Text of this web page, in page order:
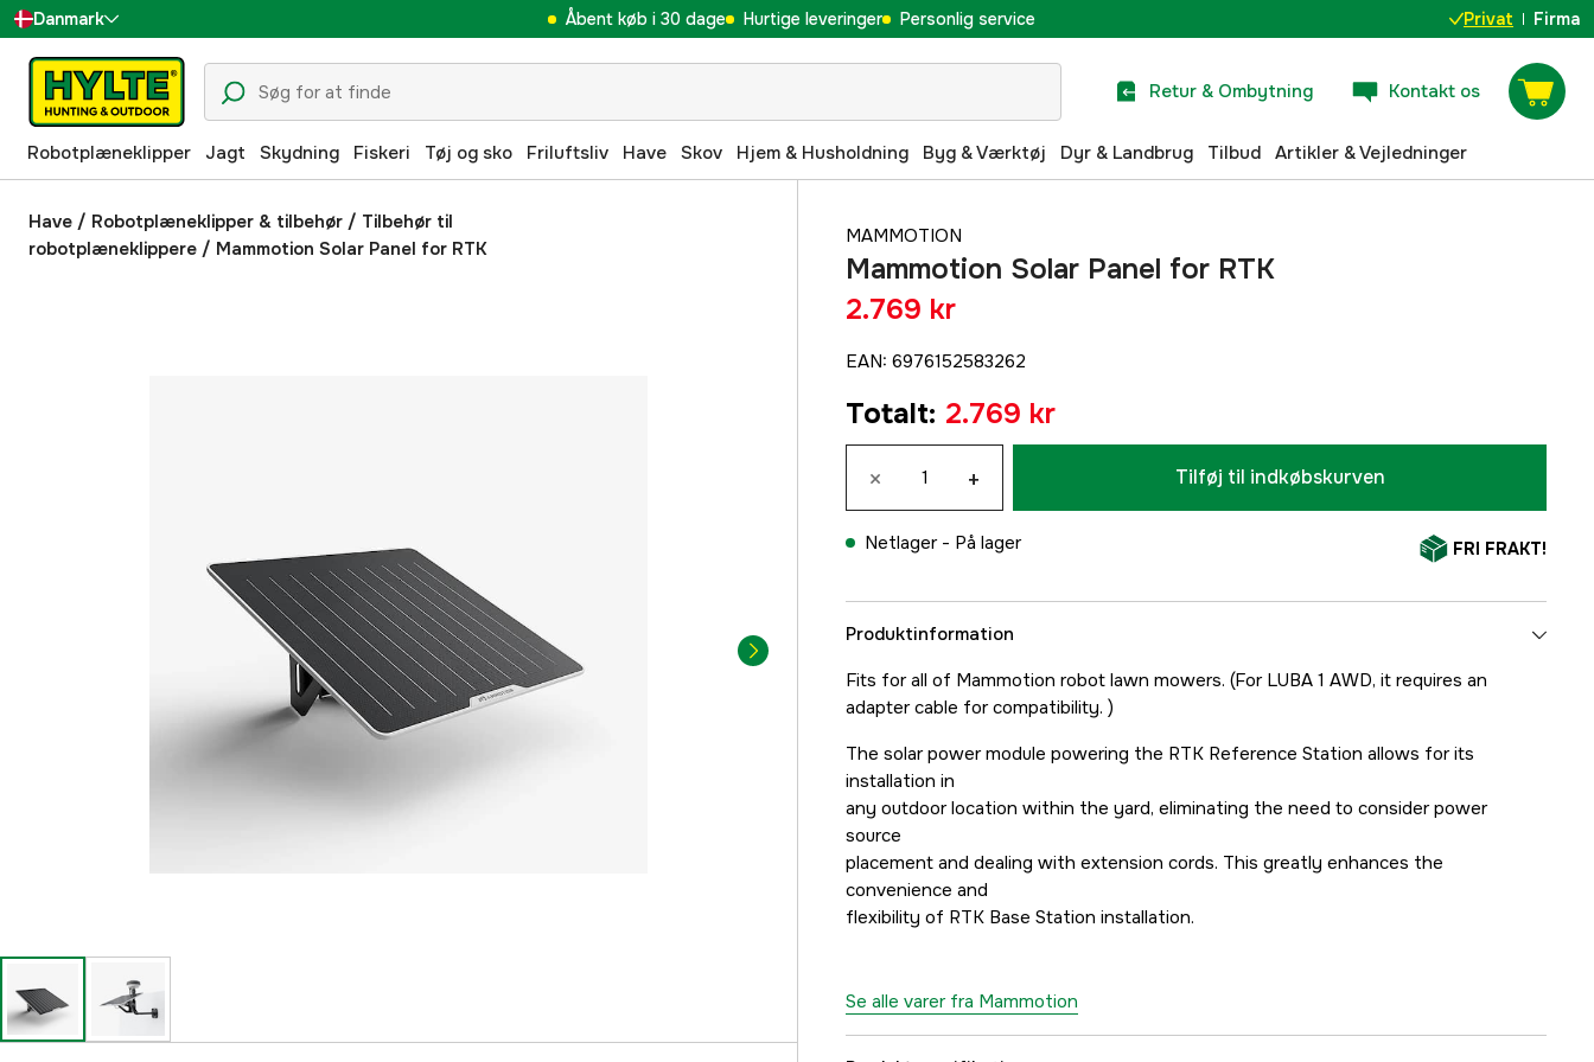
Danmark
Sverige
Suomi
Norge
Deutschland
Åbent køb i 30 dage Hurtige leveringer Personlig service Privat Firma
Retur & Ombytning Kontakt os
Robotplæneklipper Jagt Skydning Fiskeri Tøj og sko Friluftsliv Have Skov Hjem & Husholdning Byg & Værktøj Dyr & Landbrug Tilbud Artikler & Vejledninger
Have / Robotplæneklipper & tilbehør / Tilbehør til
robotplæneklippere / Mammotion Solar Panel for RTK
MAMMOTION
Mammotion Solar Panel for RTK
2.769 kr
EAN: 6976152583262
Totalt: 2.769 kr
× + Tilføj til indkøbskurven
Netlager - På lager FRI FRAKT!
Produktinformation
Fits for all of Mammotion robot lawn mowers. (For LUBA 1 AWD, it requires an
adapter cable for compatibility. )
The solar power module powering the RTK Reference Station allows for its
installation in
any outdoor location within the yard, eliminating the need to consider power
source
placement and dealing with extension cords. This greatly enhances the
convenience and
flexibility of RTK Base Station installation.
Se alle varer fra Mammotion